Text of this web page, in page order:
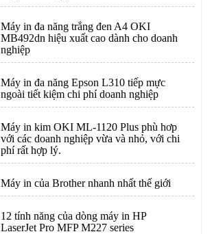
Máy in đa năng trắng đen A4 OKI
MB492dn hiệu xuất cao dành cho doanh
nghiệp
Máy in đa năng Epson L310 tiếp mực
ngoài tiết kiệm chi phí doanh nghiệp
Máy in kim OKI ML-1120 Plus phù hơp
với các doanh nghiệp vừa và nhỏ, với chi
phí rất hợp lý.
Máy in của Brother nhanh nhất thế giới
12 tính năng của dòng máy in HP
LaserJet Pro MFP M227 series